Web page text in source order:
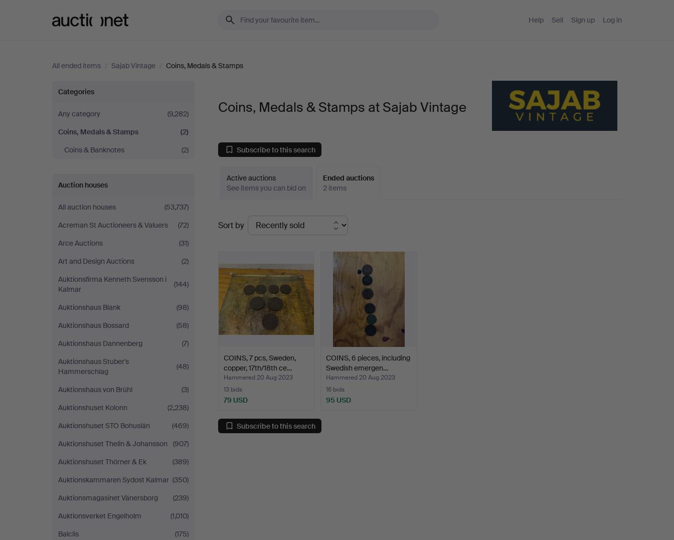
Help Sell Sign up Log in
All ended items / Sajab Vintage / Coins, Medals & Stamps
Coins,
Medals
&
at
Sajab
Vintage
Categories
Any category
(9,282)
Coins, Medals & Stamps
(2)
Coins & Banknotes
(2)
Auction houses
All auction houses
(53,737)
Acreman St Auctioneers & Valuers
(72)
Arce Auctions
(31)
Art and Design Auctions
(2)
Auktionsfirma Kenneth Svensson i
Kalmar
(144)
Auktionshaus Blank
(98)
Auktionshaus Bossard
(58)
Auktionshaus Dannenberg
(7)
Auktionshaus Stuber's
Hammerschlag
(48)
Auktionshaus von Brühl
(3)
Auktionshuset Kolonn
(2,238)
Auktionshuset STO Bohuslän
(469)
Auktionshuset Thelin & Johansson
(907)
Auktionshuset Thörner & Ek
(389)
Auktionskammaren Sydost Kalmar (350)
Auktionsmagasinet Vänersborg
(239)
Auktionsverket Engelholm
(1,010)
Balclis
(175)
Coins, Medals & Stamps at Sajab Vintage
Subscribe to this search
Active auctions
See items you can bid on
Ended auctions
2 items
Ended
auctions
Sort by
COINS, 7 pcs, Sweden,
copper, 17th/18th ce…
Hammered 20 Aug 2023
13 bids
79 USD
COINS, 6 pieces, including
Swedish emergen…
Hammered 20 Aug 2023
16 bids
95 USD
Subscribe to this search